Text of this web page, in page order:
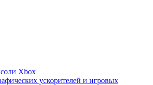
Xbox
ускорителей и игровых